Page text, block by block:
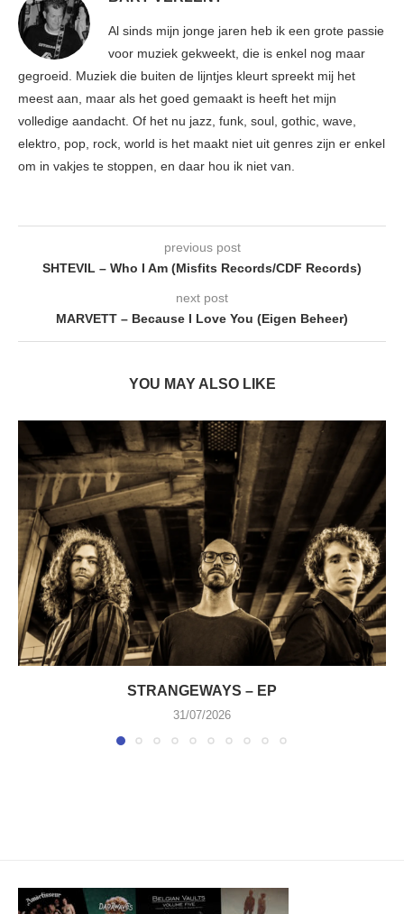
Al sinds mijn jonge jaren heb ik een grote passie
voor muziek gekweekt, die is enkel nog maar
gegroeid. Muziek die buiten de lijntjes kleurt spreekt mij het
meest aan, maar als het goed gemaakt is heeft het mijn
volledige aandacht. Of het nu jazz, funk, soul, gothic, wave,
elektro, pop, rock, world is het maakt niet uit genres zijn er enkel
om in vakjes te stoppen, en daar hou ik niet van.
previous post
SHTEVIL – Who I Am (Misfits Records/CDF Records)
next post
MARVETT – Because I Love You (Eigen Beheer)
YOU MAY ALSO LIKE
STRANGEWAYS – EP
31/07/2026